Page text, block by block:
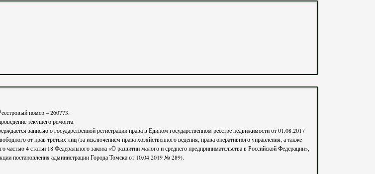
номер – 260773.
текущего ремонта.
записью о государственной регистрации права в Едином государственном реестре недвижимости от 01.08.2017
от прав третьих лиц (за исключением права хозяйственного ведения, права оперативного управления, а также
администрации Города Томска от 11.10.2018 № 927 (в редакции постановления администрации Города Томска от 10.04.2019 № 289).